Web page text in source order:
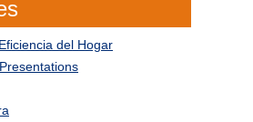
del Hogar